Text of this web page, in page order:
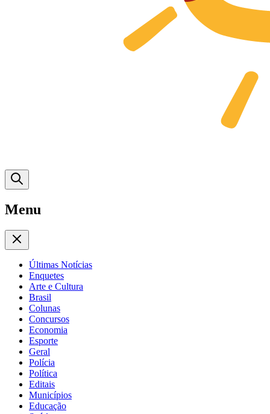
Menu
Últimas Notícias
Enquetes
Arte e Cultura
Brasil
Colunas
Concursos
Economia
Esporte
Geral
Polícia
Política
Editais
Municípios
Educação